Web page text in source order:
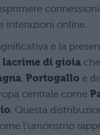
interazioni online.
è la
lacrime di gioia
, Portogallo e
centrale come
. Questa
l’umorismo